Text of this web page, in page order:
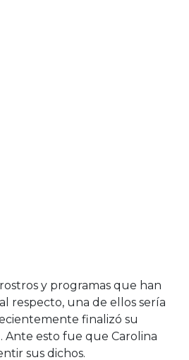
y programas que han
respecto, una de ellos sería
finalizó su
Ante esto fue que Carolina
sus dichos.